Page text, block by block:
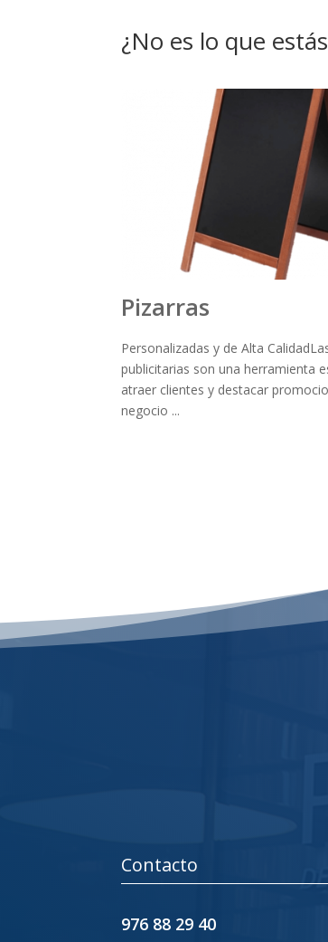
¿No es lo que
Pizarras
Personalizadas y de Alta
publicitarias son una herramienta
atraer clientes y destacar
negocio ...
Contacto
976 88 29 40